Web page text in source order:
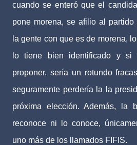
cuando se enteró que el
pone morena, se afilio al
la gente con que es de morena,
lo tiene bien identificado y si
proponer, sería un rotundo
seguramente perdería la la
próxima elección. Además, la
reconoce ni lo conoce,
uno más de los llamados FIFIS.